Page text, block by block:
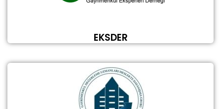
EKSDER